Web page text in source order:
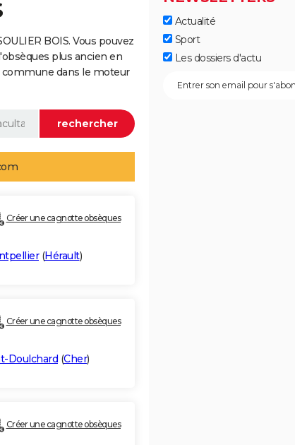
BOIS. Vous pouvez
plus ancien en
dans le moteur
Créer une cagnotte obsèques
(Hérault)
Créer une cagnotte obsèques
Doulchard (Cher)
Créer une cagnotte obsèques
Actualité
Sport
Les dossiers d'actu